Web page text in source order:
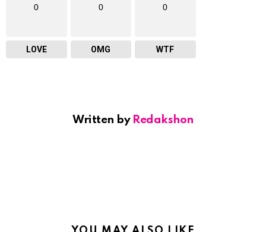
0
LOVE
0
OMG
0
WTF
Written by Redakshon